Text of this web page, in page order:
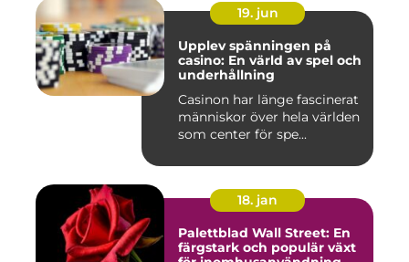
19. jun
Upplev spänningen på
casino: En värld av spel och
underhållning
Casinon har länge fascinerat
människor över hela världen
som center för spe...
18. jan
Palettblad Wall Street: En
färgstark och populär växt